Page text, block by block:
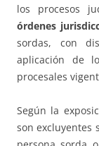
los procesos
órdenes
sordas, con
aplicación de
procesales
Según la
son excluyentes